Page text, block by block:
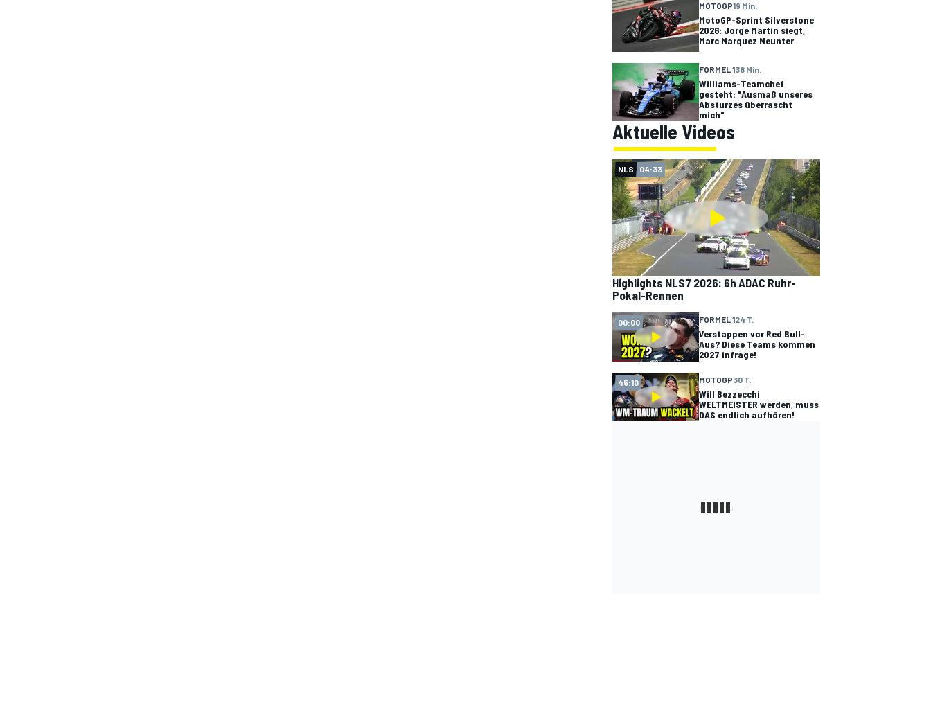
MOTOGP19 Min.
MotoGP-Sprint Silverstone
2026: Jorge Martin siegt,
Marc Marquez Neunter
FORMEL 138 Min.
Williams-Teamchef
gesteht: "Ausmaß unseres
Absturzes überrascht
mich"
Aktuelle Videos
NLS 04:33
Highlights NLS7 2026: 6h ADAC Ruhr-
Pokal-Rennen
00:00 FORMEL 124 T.
Verstappen vor Red Bull-
Aus? Diese Teams kommen
2027 infrage!
45:10 MOTOGP30 T.
Will Bezzecchi
WELTMEISTER werden, muss
DAS endlich aufhören!